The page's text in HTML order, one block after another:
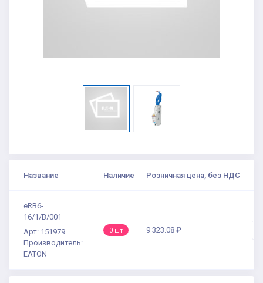
Название Наличие Розничная цена, без НДС
eRB6-
16/1/B/001
Арт: 151979
Производитель:
EATON
0 шт 9 323.08 ₽